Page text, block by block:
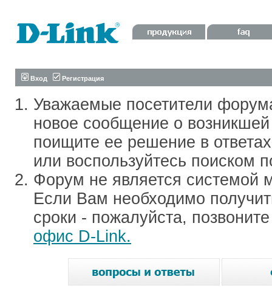
Вход Регистрация
Уважаемые посетители
новое сообщение о
поищите ее решение в
или воспользуйтесь поиском
Форум не является системой
Если Вам необходимо
сроки - пожалуйста,
офис D-Link.